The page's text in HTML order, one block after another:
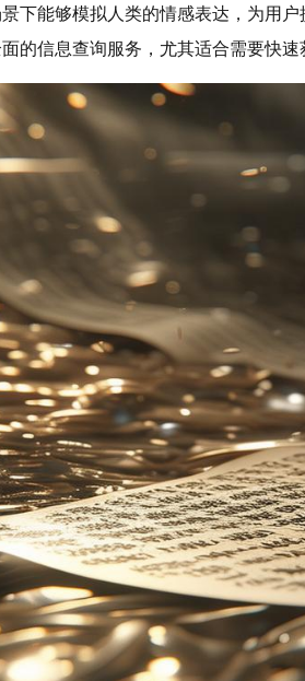
下能够模拟人类的情感表达，为用
的信息查询服务，尤其适合需要快速